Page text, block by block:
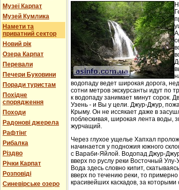
Музеї Карпат
Музей Кумлика
Намети та
приватний сектор
Новий рік
Озера Карпат
Перевали
Печери Буковини
Поради туристам
Похідне
спорядження
Походи
Радонові джерела
Рафтінг
Рибалка
Різдво
Річки Карпат
Розповіді
Синевірське озеро
водопаду ведет широкая дорога,
сотни метров экскурсанты идут по
к водопаду занимает минут сорок.
Узень - и Вы у цели. Джур-Джур,
Крыму. Он не иссякает даже в
поблескивая, широкая лента воды,
журчащий.
Через глухое ущелье Хапхал
начинается у подножия южного
с Вараби-Яйлой. Водопад Джур-
вверх по руслу реки Восточный
Вода здесь словно кипит,
вверх по течению реки, то
красивейших каскадов, за